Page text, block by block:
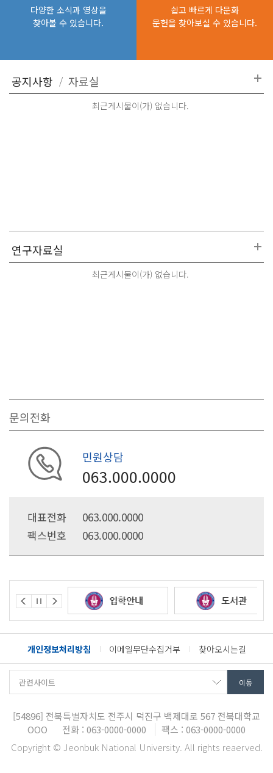
다양한 소식과 영상을
찾아볼 수 있습니다.
쉽고 빠르게 다문화
문헌을 찾아보실 수 있습니다.
최근게시물이(가) 없습니다.
최근게시물이(가) 없습니다.
문의전화
민원상담
063.000.0000
대표전화
063.000.0000
팩스번호
063.000.0000
개인정보처리방침 이메일무단수집거부 찾아오시는길
[54896] 전북특별자치도 전주시 덕진구 백제대로 567 전북대학교
OOO
전화 : 063-0000-0000
팩스 : 063-0000-0000
Copyright © Jeonbuk National University. All rights reaerved.